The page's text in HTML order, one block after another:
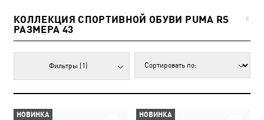
КОЛЛЕКЦИЯ СПОРТИВНОЙ ОБУВИ PUMA RS
РАЗМЕРА 43
8
Фильтры (1)
НОВИНКА НОВИНКА